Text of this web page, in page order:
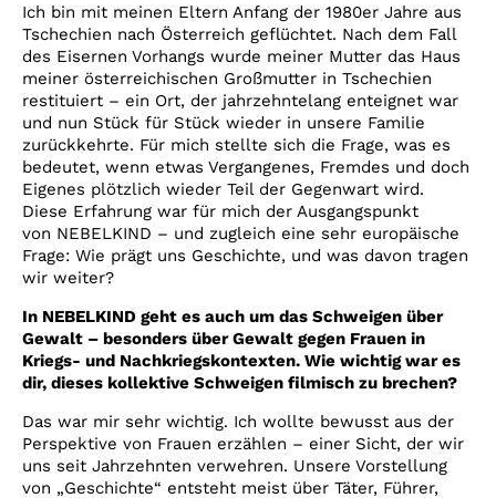
Ich bin mit meinen Eltern Anfang der 1980er Jahre aus
Tschechien nach Österreich geflüchtet. Nach dem Fall
des Eisernen Vorhangs wurde meiner Mutter das Haus
meiner österreichischen Großmutter in Tschechien
restituiert – ein Ort, der jahrzehntelang enteignet war
und nun Stück für Stück wieder in unsere Familie
zurückkehrte. Für mich stellte sich die Frage, was es
bedeutet, wenn etwas Vergangenes, Fremdes und doch
Eigenes plötzlich wieder Teil der Gegenwart wird.
Diese Erfahrung war für mich der Ausgangspunkt
von NEBELKIND – und zugleich eine sehr europäische
Frage: Wie prägt uns Geschichte, und was davon tragen
wir weiter?
In NEBELKIND geht es auch um das Schweigen über
Gewalt – besonders über Gewalt gegen Frauen in
Kriegs- und Nachkriegskontexten. Wie wichtig war es
dir, dieses kollektive Schweigen filmisch zu brechen?
Das war mir sehr wichtig. Ich wollte bewusst aus der
Perspektive von Frauen erzählen – einer Sicht, der wir
uns seit Jahrzehnten verwehren. Unsere Vorstellung
von „Geschichte“ entsteht meist über Täter, Führer,